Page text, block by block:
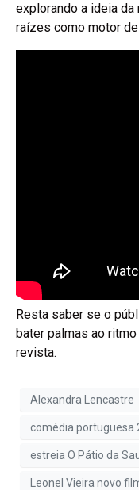
explorando a ideia
raízes como motor de
Resta saber se o
bater palmas ao
revista.
Alexandra Lencastre
comédia portuguesa
estreia O Pátio da
Leonel Vieira novo